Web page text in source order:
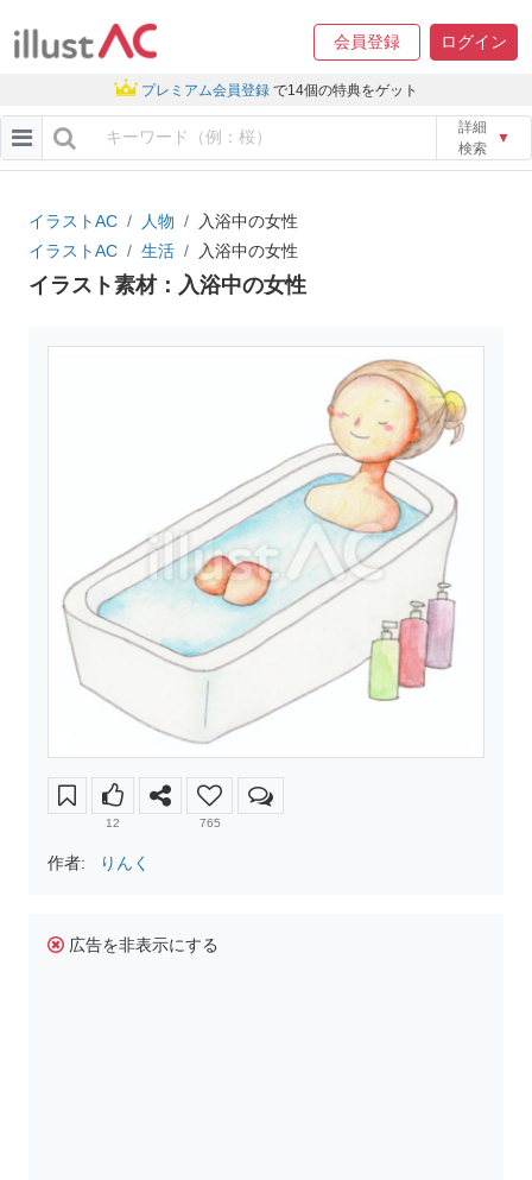
会員登録 ログイン
プレミアム会員登録 で14個の特典をゲット
詳細
検索
▼
イラストAC 人物
入浴中の女性
イラストAC
生活 入浴中の女性
イラスト素材：入浴中の女性
12 765
作者: りんく
広告を非表示にする